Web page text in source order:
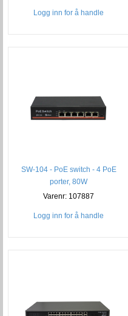
Logg inn for å handle
SW-104 - PoE switch - 4 PoE
porter, 80W
Varenr: 107887
Logg inn for å handle